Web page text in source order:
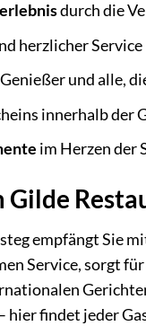
durch die
herzlicher Service
und alle,
innerhalb der
im Herzen der
empfängt Sie
Service, sorgt
findet jeder